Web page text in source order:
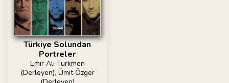
Türkiye Solundan
Portreler
Emir Ali Türkmen
(Derleyen), Ümit Özger